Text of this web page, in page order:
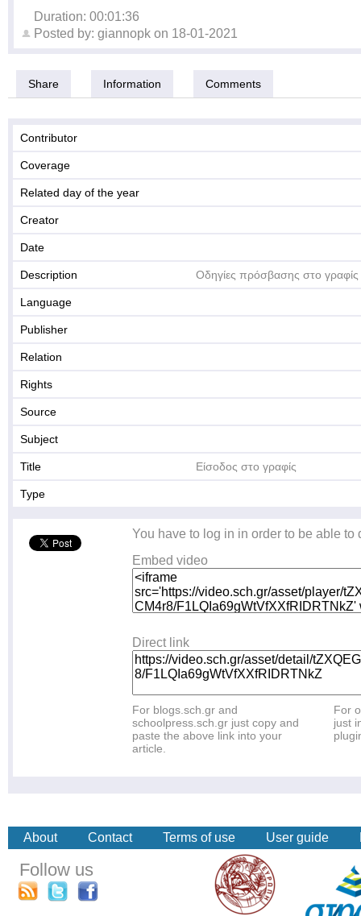
Duration: 00:01:36
Posted by: giannopk on 18-01-2021
Share Information Comments
Contributor
Coverage
Related day of the year
Creator
Date
Description Οδηγίες πρόσβασης στο γραφίς
Language
Publisher
Relation
Rights
Source
Subject
Title Είσοδος στο γραφίς
Type
You have to log in in order to be able to
Embed video
Direct link
For blogs.sch.gr and
schoolpress.sch.gr just copy and
paste the above link into your
article.
For
just
About Contact Terms of use User guide
Follow us